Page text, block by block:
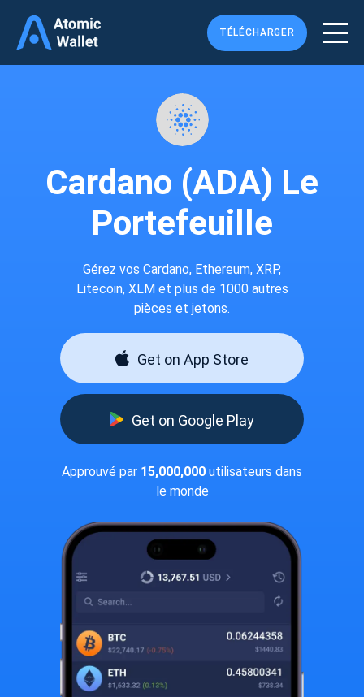
TÉLÉCHARGER
Cardano (ADA) Le
Portefeuille
Gérez vos Cardano, Ethereum, XRP,
Litecoin, XLM et plus de 1000 autres
pièces et jetons.
Get on App Store
Get on Google Play
Approuvé par 15,000,000 utilisateurs dans
le monde